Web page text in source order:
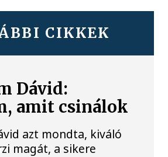
CIKKEK
Dávid:
amit csinálok
azt mondta, kiváló
magát, a sikere